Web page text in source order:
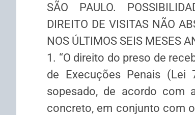
SÃO PAULO.
DIREITO DE VISITAS NÃO
NOS ÚLTIMOS SEIS MESES
1. “O direito do preso de
de Execuções Penais (Lei
sopesado, de acordo com
concreto, em conjunto com